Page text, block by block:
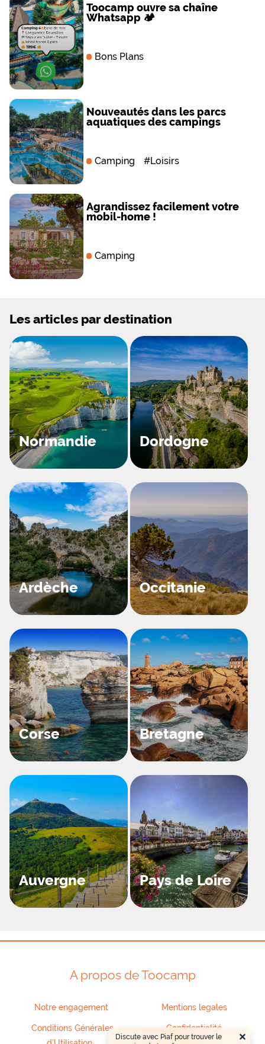
Toocamp ouvre sa chaîne
Whatsapp 🏕️
Bons Plans
Nouveautés dans les parcs
aquatiques des campings
Camping #Loisirs
Agrandissez facilement votre
mobil-home !
Camping
Les articles par destination
Normandie Dordogne
Ardèche Occitanie
Corse Bretagne
Auvergne Pays de Loire
A propos de Toocamp
Notre engagement Mentions legales
Conditions Générales
Confidentialité ×
Discute avec Piaf pour trouver le